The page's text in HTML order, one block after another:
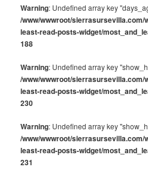
Warning: Undefined array key
/www/wwwroot/sierrasursevilla.com/
least-read-posts-widget/
188
Warning: Undefined array key
/www/wwwroot/sierrasursevilla.com/
least-read-posts-widget/
230
Warning: Undefined array key
/www/wwwroot/sierrasursevilla.com/
least-read-posts-widget/
231